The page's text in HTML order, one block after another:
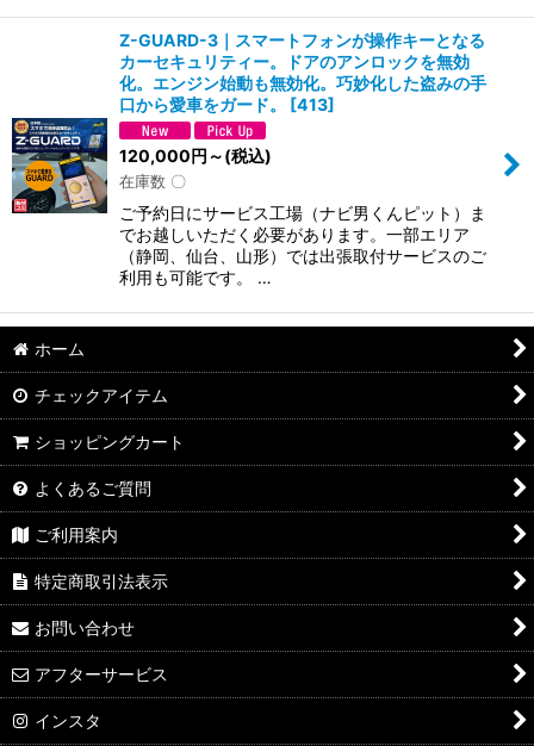
Z-GUARD-3｜スマートフォンが操作キーとなる
カーセキュリティー。ドアのアンロックを無効
化。エンジン始動も無効化。巧妙化した盗みの手
口から愛車をガード。
[413]
120,000円 ～(税込)
在庫数 〇
ご予約日にサービス工場（ナビ男くんピット）ま
でお越しいただく必要があります。一部エリア
（静岡、仙台、山形）では出張取付サービスのご
利用も可能です。 …
ホーム
チェックアイテム
ショッピングカート
よくあるご質問
ご利用案内
特定商取引法表示
お問い合わせ
アフターサービス
インスタ